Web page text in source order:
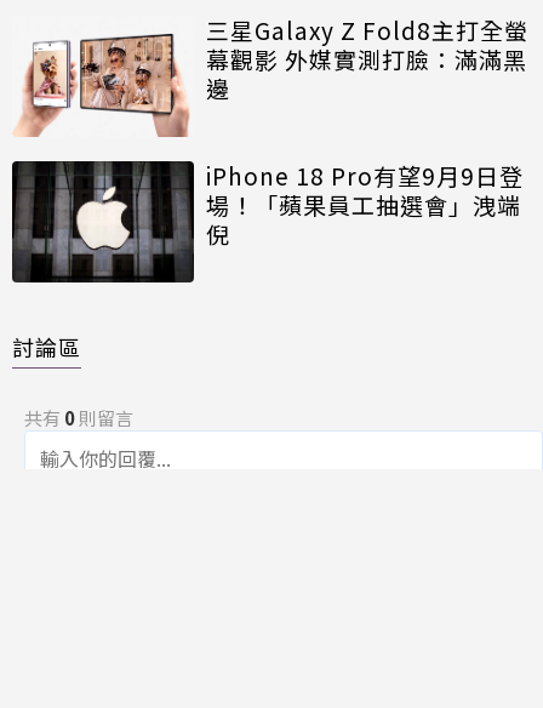
三星Galaxy Z Fold8主打全螢
幕觀影 外媒實測打臉：滿滿黑
邊
iPhone 18 Pro有望9月9日登
場！「蘋果員工抽選會」洩端
倪
討論區
共有 0則留言